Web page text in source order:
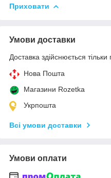
Приховати
Умови доставки
Доставка здійснюється тільки
Нова Пошта
Магазини Rozetka
Укрпошта
Всі умови доставки
Умови оплати